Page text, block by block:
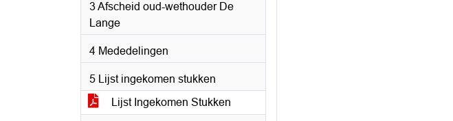
3 Afscheid oud-wethouder De
Lange
4 Mededelingen
5 Lijst ingekomen stukken
Lijst Ingekomen Stukken